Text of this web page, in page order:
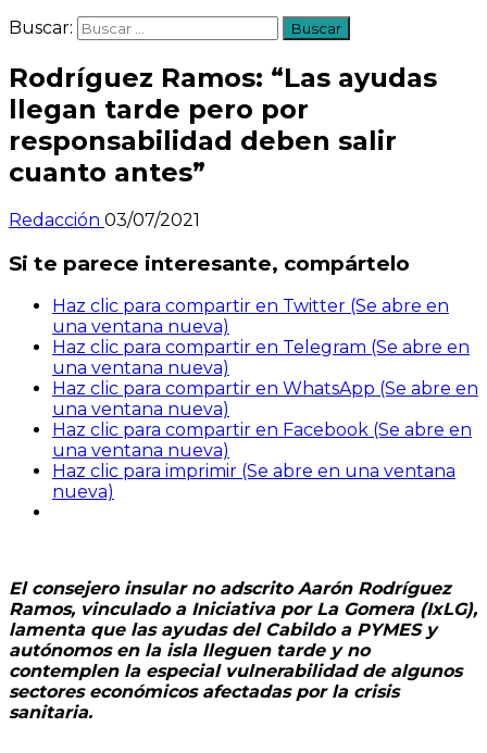
Buscar:
Rodríguez Ramos: “Las ayudas
llegan tarde pero por
responsabilidad deben salir
cuanto antes”
Redacción 03/07/2021
Si te parece interesante, compártelo
Haz clic para compartir en Twitter (Se abre en
una ventana nueva)
Haz clic para compartir en Telegram (Se abre en
una ventana nueva)
Haz clic para compartir en WhatsApp (Se abre en
una ventana nueva)
Haz clic para compartir en Facebook (Se abre en
una ventana nueva)
Haz clic para imprimir (Se abre en una ventana
nueva)
El consejero insular no adscrito Aarón Rodríguez
Ramos, vinculado a Iniciativa por La Gomera (IxLG),
lamenta que las ayudas del Cabildo a PYMES y
autónomos en la isla lleguen tarde y no
contemplen la especial vulnerabilidad de algunos
sectores económicos afectadas por la crisis
sanitaria.